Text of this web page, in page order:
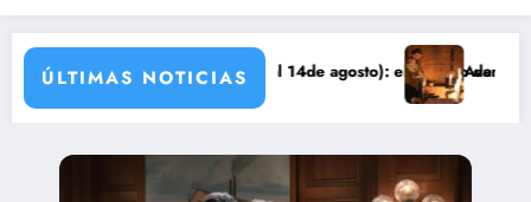
ÚLTIMAS NOTICIAS
LIBERTAD’ (del 10 al 14de agosto): el secreto de Tasio sale a la luz
Avance VALLE